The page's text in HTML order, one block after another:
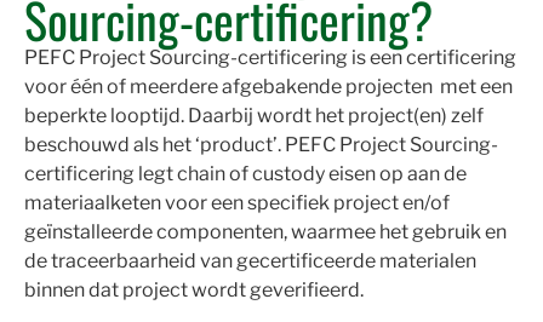
Sourcing-certificering?
PEFC Project Sourcing-certificering is een certificering
voor één of meerdere afgebakende projecten met een
beperkte looptijd. Daarbij wordt het project(en) zelf
beschouwd als het ‘product’. PEFC Project Sourcing-
certificering legt chain of custody eisen op aan de
materiaalketen voor een specifiek project en/of
geïnstalleerde componenten, waarmee het gebruik en
de traceerbaarheid van gecertificeerde materialen
binnen dat project wordt geverifieerd.